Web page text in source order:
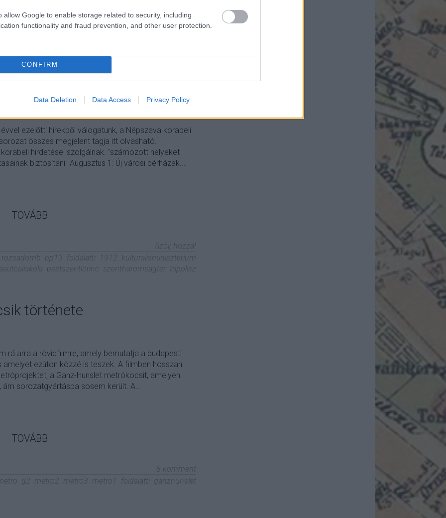
allow Google to enable storage related to security, including
functionality and fraud prevention, and other user protection.
CONFIRM
Data Deletion Data Access Privacy Policy
Szólj hozzá!
augusztus
ezelőtti hírekből válogatunk, a Népszava korabeli
összes megjelent tagja itt olvasható.
hirdetései szolgálnak. "számozott helyeket
biztosítani" Augusztus 1: Új városi bérházak.…
TOVÁBB
Szólj hozzá!
rozsadomb bp13 foldalatti 1912 kulturalisminiszterium
pestszentlorinc szentharomsagter tripolisz
története
rá arra a rövidfilmre, amely bemutatja a budapesti
ezúton közzé is teszek. A filmben hosszan
a Ganz-Hunslet metrókocsit, amelyen
ám sorozatgyártásba sosem került. A…
TOVÁBB
8 komment
g2 metro2 metro3 metro1 foldalatti ganzhunslet
RSS 2.0
bejegyzések
Atom